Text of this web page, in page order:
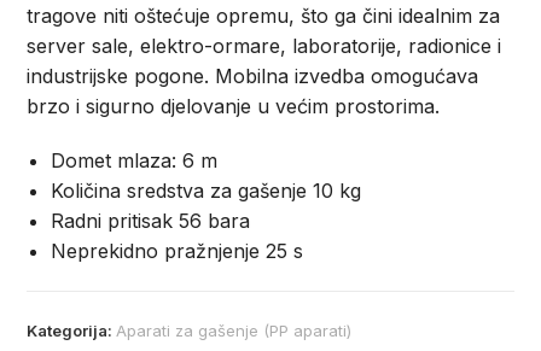
tragove niti oštećuje opremu, što ga čini idealnim za
server sale, elektro-ormare, laboratorije, radionice i
industrijske pogone. Mobilna izvedba omogućava
brzo i sigurno djelovanje u većim prostorima.
Domet mlaza: 6 m
Količina sredstva za gašenje 10 kg
Radni pritisak 56 bara
Neprekidno pražnjenje 25 s
Kategorija: Aparati za gašenje (PP aparati)